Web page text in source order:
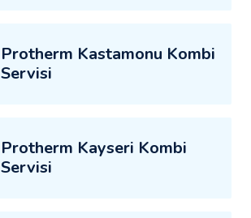
Protherm Kastamonu Kombi
Servisi
Protherm Kayseri Kombi
Servisi